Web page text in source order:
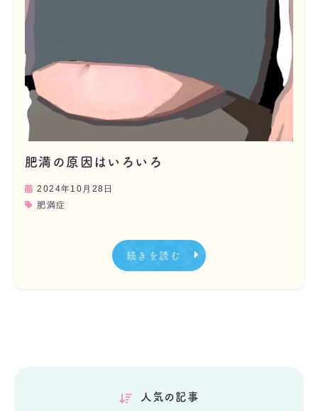
肥満の原因はいろいろ
2024年10月28日
肥満症
続きを読む
人気の記事